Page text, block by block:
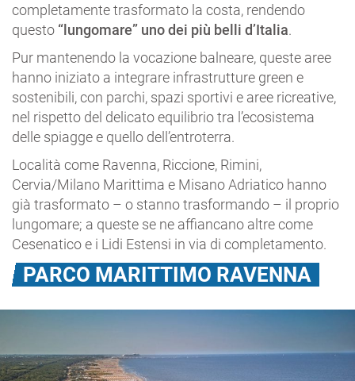
completamente trasformato la costa, rendendo
questo “lungomare” uno dei più belli d’Italia.
Pur mantenendo la vocazione balneare, queste aree
hanno iniziato a integrare infrastrutture green e
sostenibili, con parchi, spazi sportivi e aree ricreative,
nel rispetto del delicato equilibrio tra l’ecosistema
delle spiagge e quello dell’entroterra.
Località come Ravenna, Riccione, Rimini,
Cervia/Milano Marittima e Misano Adriatico hanno
già trasformato – o stanno trasformando – il proprio
lungomare; a queste se ne affiancano altre come
Cesenatico e i Lidi Estensi in via di completamento.
PARCO MARITTIMO RAVENNA